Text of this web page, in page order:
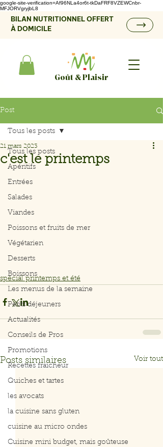
google-site-verification=Af96NLa4or6t-tkDaFRF8VZEWCnbr-
MFJORVgryjbL8
BILAN NUTRITIONNEL OFFERT
À DOMICILE
Goût & Plaisir
Post
Tous les posts
Apéritifs
Entrées
Salades
Viandes
Poissons et fruits de mer
Végétarien
Desserts
Boissons
Les menus de la semaine
Petits déjeuners
Actualités
Conseils de Pros
Promotions
Recettes fraicheur
Quiches et tartes
les avocats
la cuisine sans gluten
cuisine au micro ondes
Cuisine mini budget, mais goûteuse
Tous les posts
c'est le printemps
21 mars 2023
spécial printemps et été
Posts similaires Voir tout